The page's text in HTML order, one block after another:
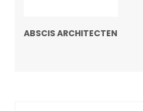
ABSCIS ARCHITECTEN